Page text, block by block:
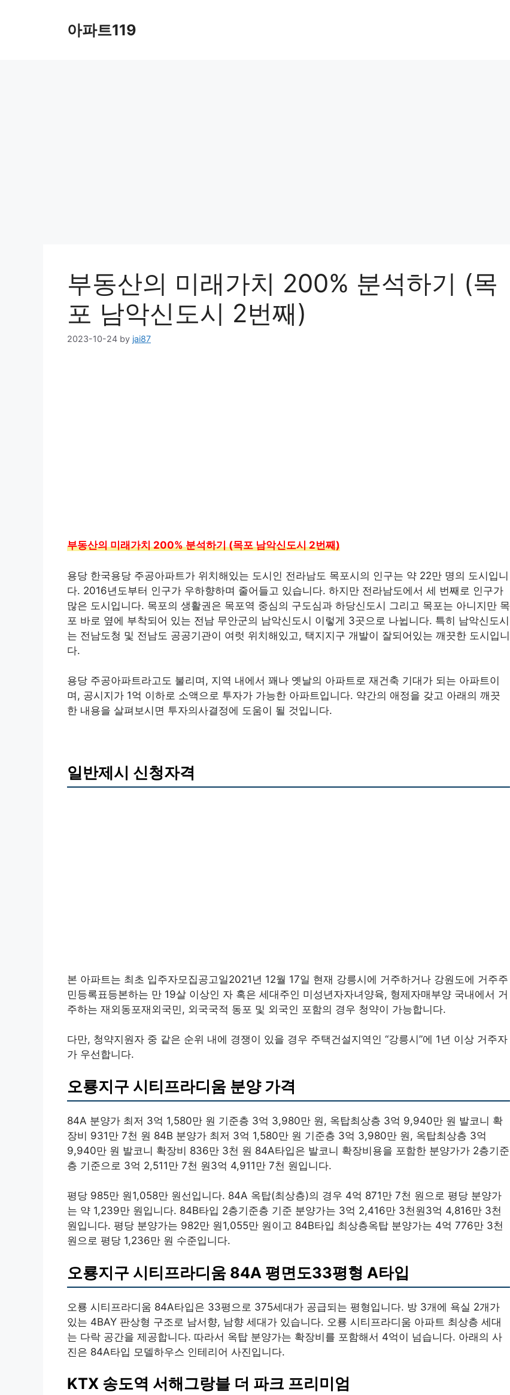
아파트119
부동산의 미래가치 200% 분석하기 (목
포 남악신도시 2번째)
2023-10-24 by jai87
부동산의 미래가치 200% 분석하기 (목포 남악신도시 2번째)
용당 한국용당 주공아파트가 위치해있는 도시인 전라남도 목포시의 인구는 약 22만 명의 도시입니
다. 2016년도부터 인구가 우하향하며 줄어들고 있습니다. 하지만 전라남도에서 세 번째로 인구가
많은 도시입니다. 목포의 생활권은 목포역 중심의 구도심과 하당신도시 그리고 목포는 아니지만 목
포 바로 옆에 부착되어 있는 전남 무안군의 남악신도시 이렇게 3곳으로 나뉩니다. 특히 남악신도시
는 전남도청 및 전남도 공공기관이 여럿 위치해있고, 택지지구 개발이 잘되어있는 깨끗한 도시입니
다.
용당 주공아파트라고도 불리며, 지역 내에서 꽤나 옛날의 아파트로 재건축 기대가 되는 아파트이
며, 공시지가 1억 이하로 소액으로 투자가 가능한 아파트입니다. 약간의 애정을 갖고 아래의 깨끗
한 내용을 살펴보시면 투자의사결정에 도움이 될 것입니다.
일반제시 신청자격
본 아파트는 최초 입주자모집공고일2021년 12월 17일 현재 강릉시에 거주하거나 강원도에 거주주
민등록표등본하는 만 19살 이상인 자 혹은 세대주인 미성년자자녀양육, 형제자매부양 국내에서 거
주하는 재외동포재외국민, 외국국적 동포 및 외국인 포함의 경우 청약이 가능합니다.
다만, 청약지원자 중 같은 순위 내에 경쟁이 있을 경우 주택건설지역인 “강릉시”에 1년 이상 거주자
가 우선합니다.
오룡지구 시티프라디움 분양 가격
84A 분양가 최저 3억 1,580만 원 기준층 3억 3,980만 원, 옥탑최상층 3억 9,940만 원 발코니 확
장비 931만 7천 원 84B 분양가 최저 3억 1,580만 원 기준층 3억 3,980만 원, 옥탑최상층 3억
9,940만 원 발코니 확장비 836만 3천 원 84A타입은 발코니 확장비용을 포함한 분양가가 2층기준
층 기준으로 3억 2,511만 7천 원3억 4,911만 7천 원입니다.
평당 985만 원1,058만 원선입니다. 84A 옥탑(최상층)의 경우 4억 871만 7천 원으로 평당 분양가
는 약 1,239만 원입니다. 84B타입 2층기준층 기준 분양가는 3억 2,416만 3천원3억 4,816만 3천
원입니다. 평당 분양가는 982만 원1,055만 원이고 84B타입 최상층옥탑 분양가는 4억 776만 3천
원으로 평당 1,236만 원 수준입니다.
오룡지구 시티프라디움 84A 평면도33평형 A타입
오룡 시티프라디움 84A타입은 33평으로 375세대가 공급되는 평형입니다. 방 3개에 욕실 2개가
있는 4BAY 판상형 구조로 남서향, 남향 세대가 있습니다. 오룡 시티프라디움 아파트 최상층 세대
는 다락 공간을 제공합니다. 따라서 옥탑 분양가는 확장비를 포함해서 4억이 넘습니다. 아래의 사
진은 84A타입 모델하우스 인테리어 사진입니다.
KTX 송도역 서해그랑블 더 파크 프리미엄